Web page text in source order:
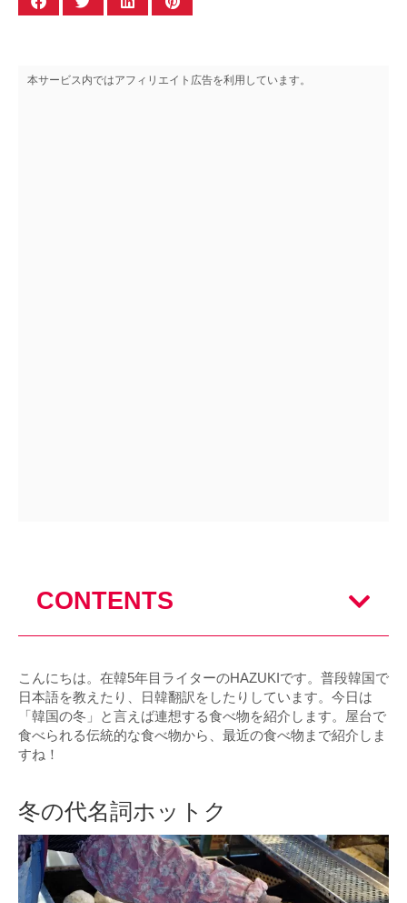
本サービス内ではアフィリエイト広告を利用しています。
CONTENTS
こんにちは。在韓5年目ライターのHAZUKIです。普段韓国で
日本語を教えたり、日韓翻訳をしたりしています。今日は
「韓国の冬」と言えば連想する食べ物を紹介します。屋台で
食べられる伝統的な食べ物から、最近の食べ物まで紹介しま
すね！
冬の代名詞ホットク